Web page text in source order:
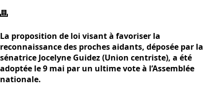
La proposition de loi visant à favoriser la
reconnaissance des proches aidants, déposée par la
sénatrice Jocelyne Guidez (Union centriste), a été
adoptée le 9 mai par un ultime vote à l’Assemblée
nationale.